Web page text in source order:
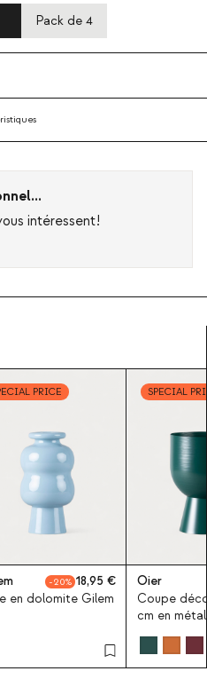
Pack de 4
intéressent!
PRICE
20
18,95
en dolomite Gilem
SPECIAL
Oier
Coupe
cm en
Oier